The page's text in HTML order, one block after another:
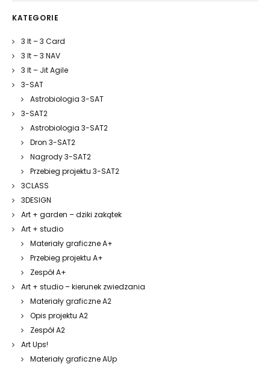
KATEGORIE
3 It – 3 Card
3 It – 3 NAV
3 It – Jit Agile
3-SAT
Astrobiologia 3-SAT
3-SAT2
Astrobiologia 3-SAT2
Dron 3-SAT2
Nagrody 3-SAT2
Przebieg projektu 3-SAT2
3CLASS
3DESIGN
Art + garden – dziki zakątek
Art + studio
Materiały graficzne A+
Przebieg projektu A+
Zespół A+
Art + studio – kierunek zwiedzania
Materiały graficzne A2
Opis projektu A2
Zespół A2
Art Ups!
Materiały graficzne AUp